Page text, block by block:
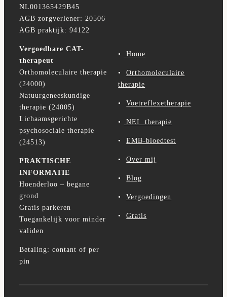
NL001365429B45
AGB zorgverlener: 20506
AGB praktijk: 94122
Vergoedbare CAT-
therapeut
Orthomoleculaire therapie
(24000)
Natuurgeneeskundige
therapie (24005)
Lichaamsgerichte
psychosociale therapie
(24513)
PRAKTISCHE
INFORMATIE
Hoenderloo – begane
grond
Gratis parkeren
Toegankelijk voor minder
validen
Betaling: contant of per
pin
• Home
•Orthomoleculaire
therapie
•Voetreflexetherapie
• NEI therapie
•EMB-bloedtest
•Over mij
•Blog
• Vergoedingen
•Gratis